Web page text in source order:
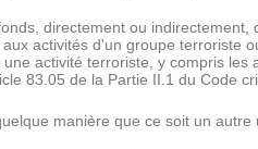
directement ou
activités d'un groupe terroriste
activité terroriste, y compris les
83.05 de la Partie II.1 du Code
manière que ce soit un autre